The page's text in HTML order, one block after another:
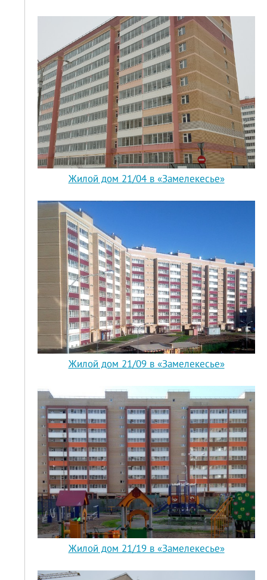
Жилой дом 21/04 в «Замелекесье»
Жилой дом 21/09 в «Замелекесье»
Жилой дом 21/19 в «Замелекесье»